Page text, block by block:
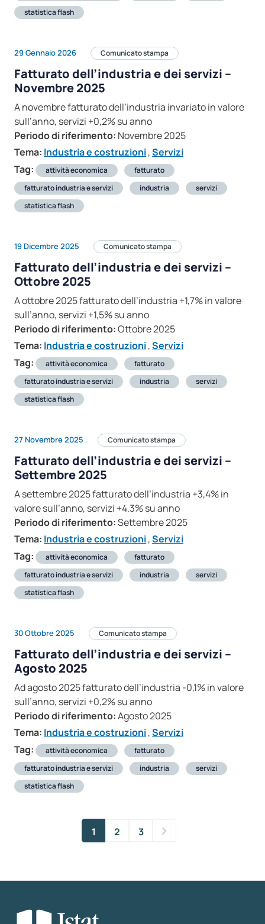
statistica flash
29 Gennaio 2026 Comunicato stampa
Fatturato dell’industria e dei servizi –
Novembre 2025
A novembre fatturato dell’industria invariato in valore
sull’anno, servizi +0,2% su anno
Periodo di riferimento: Novembre 2025
Tema: Industria e costruzioni,Servizi
Tag:
attività economica
fatturato
fatturato industria e servizi
industria
servizi
statistica flash
19 Dicembre 2025 Comunicato stampa
Fatturato dell’industria e dei servizi –
Ottobre 2025
A ottobre 2025 fatturato dell’industria +1,7% in valore
sull’anno, servizi +1,5% su anno
Periodo di riferimento:Ottobre 2025
Tema: Industria e costruzioni,Servizi
Tag:
attività economica
fatturato
fatturato industria e servizi
industria
servizi
statistica flash
27 Novembre 2025 Comunicato stampa
Fatturato dell’industria e dei servizi –
Settembre 2025
A settembre 2025 fatturato dell’industria +3,4% in
valore sull’anno, servizi +4.3% su anno
Periodo di riferimento:Settembre 2025
Tema: Industria e costruzioni,Servizi
Tag:
attività economica
fatturato
fatturato industria e servizi
industria
servizi
statistica flash
30 Ottobre 2025 Comunicato stampa
Fatturato dell’industria e dei servizi –
Agosto 2025
Ad agosto 2025 fatturato dell’industria -0,1% in valore
sull’anno, servizi +0,2% su anno
Periodo di riferimento:Agosto 2025
Tema: Industria e costruzioni,Servizi
Tag:
attività economica
fatturato
fatturato industria e servizi
industria
servizi
statistica flash
1 2 3